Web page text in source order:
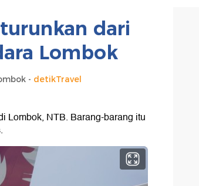
dari
Lombok
- detikTravel
Lombok, NTB. Barang-barang itu